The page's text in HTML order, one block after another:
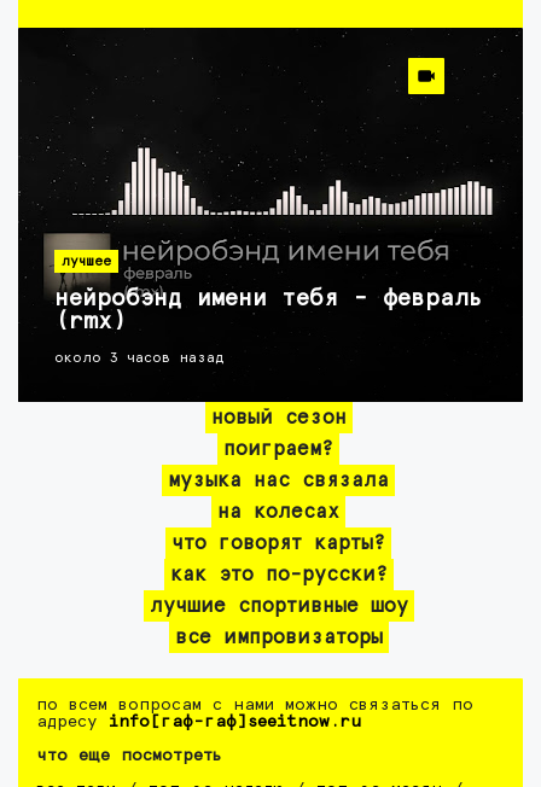
лучшее
нейробэнд имени тебя - февраль
(rmx)
около 3 часов назад
новый сезон
поиграем?
музыка нас связала
на колесах
что говорят карты?
как это по-русски?
лучшие спортивные шоу
все импровизаторы
по всем вопросам с нами можно связаться по
адресу info[гаф-гаф]seeitnow.ru
что еще посмотреть